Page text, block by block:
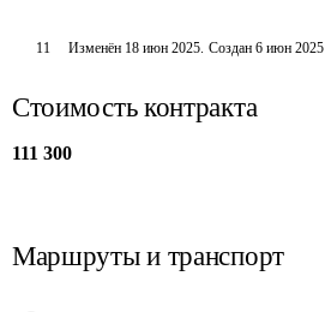
11 Изменён 18 июн 2025. Создан 6 июн 2025
Стоимость контракта
111 300
Маршруты и транспорт